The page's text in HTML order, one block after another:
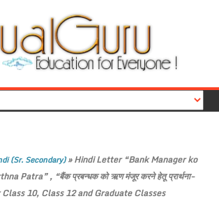
(Sr. Secondary)»Hindi Letter “Bank Manager ko
Patra” , “बैंक प्रबन्धक को ऋण मंजूर करने हेतू प्रार्थना-
10, Class 12 and Graduate Classes